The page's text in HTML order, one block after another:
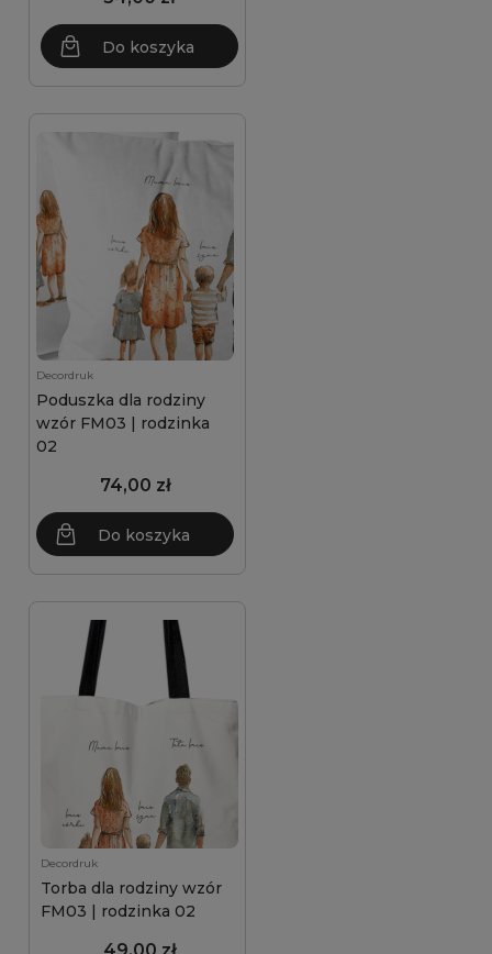
Do koszyka
Decordruk
Poduszka dla rodziny
wzór FM03 | rodzinka
02
74,00 zł
Do koszyka
Decordruk
Torba dla rodziny wzór
FM03 | rodzinka 02